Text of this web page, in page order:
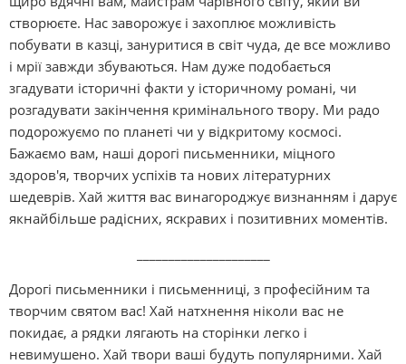
створюєте. Нас заворожує і захоплює можливість
побувати в казці, зануритися в світ чуда, де все можливо
і мрії завжди збуваються. Нам дуже подобається
згадувати історичні факти у історичному романі, чи
розгадувати закінчення кримінального твору. Ми радо
подорожуємо по планеті чи у відкритому космосі.
Бажаємо вам, наші дорогі письменники, міцного
здоров'я, творчих успіхів та нових літературних
шедеврів. Хай життя вас винагороджує визнанням і дарує
якнайбільше радісних, яскравих і позитивних моментів.
Дорогі письменники і письменниці, з професійним та
творчим святом вас! Хай натхнення ніколи вас не
покидає, а рядки лягають на сторінки легко і
невимушено. Хай твори ваші будуть популярними. Хай